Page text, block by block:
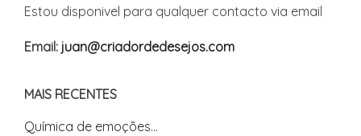
Estou disponivel para qualquer contacto via email
Email: juan@criadordedesejos.com
MAIS RECENTES
Química de emoções...